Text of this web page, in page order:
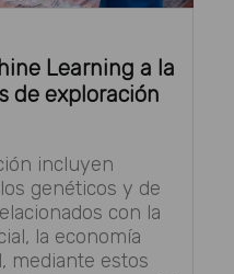
Learning a la
de exploración
incluyen
genéticos y de
con la
la economía
mediante estos